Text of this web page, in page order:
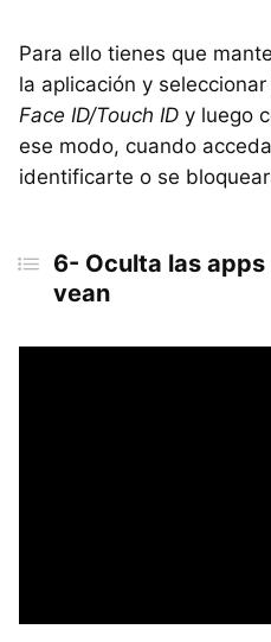
Para ello tienes que
la aplicación y
Face ID/Touch ID y luego
ese modo, cuando
identificarte o se
6- Oculta las
vean